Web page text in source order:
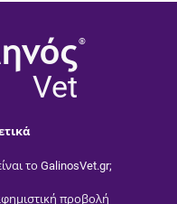
®
Vet
το GalinosVet.gr;
προβολή